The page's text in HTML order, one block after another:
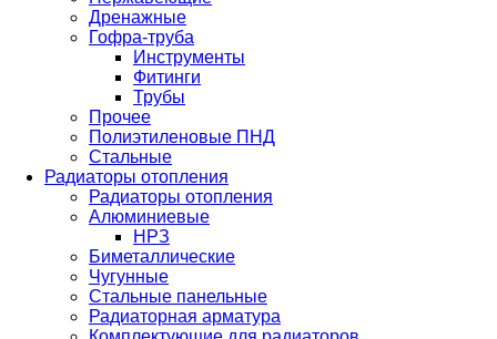
Дренажные
Гофра-труба
Инструменты
Фитинги
Трубы
Прочее
Полиэтиленовые ПНД
Стальные
Радиаторы отопления
Радиаторы отопления
Алюминиевые
НРЗ
Биметаллические
Чугунные
Стальные панельные
Радиаторная арматура